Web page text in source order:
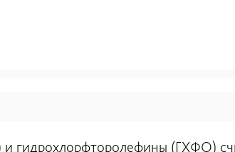
гидрохлорфторолефины (ГХФО)